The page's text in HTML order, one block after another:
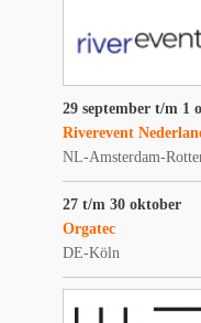
29 september t/m 1
Riverevent
NL-Amsterdam-
27 t/m 30 oktober
Orgatec
DE-Köln